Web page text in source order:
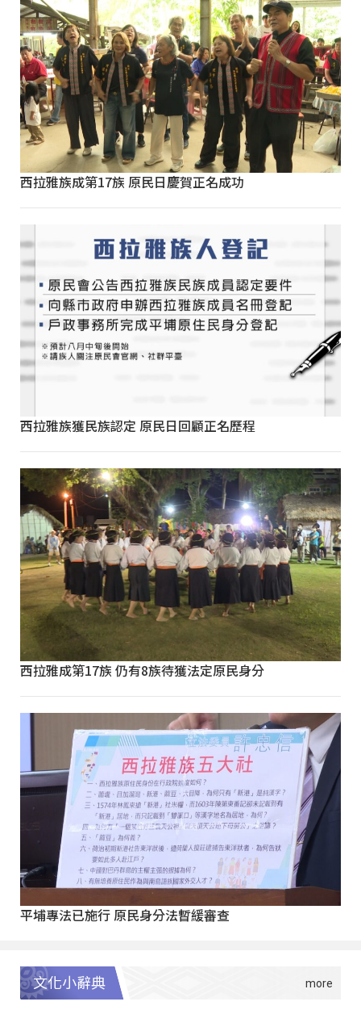
西拉雅族成第17族 原民日慶賀正名成功
西拉雅族獲民族認定 原民日回顧正名歷程
西拉雅成第17族 仍有8族待獲法定原民身分
平埔專法已施行 原民身分法暫緩審查
文化小辭典